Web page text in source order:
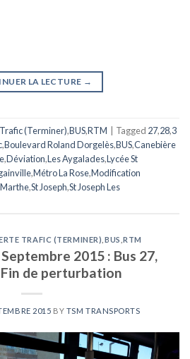
LA LECTURE →
(Terminer),BUS,RTM | Tagged 27,28,3
,Boulevard Roland Dorgelès,BUS,Canebière
,Déviation,Les Aygalades,Lycée St
,Métro La Rose,Modification
,St Joseph,St Joseph Les
TRAFIC (TERMINER) BUS ,RTM
2015 : Bus 27,
Fin de perturbation
2015 BY TSM TRANSPORTS